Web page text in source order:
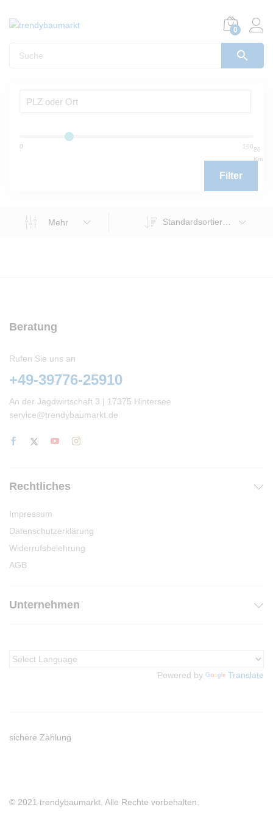
0
0
20
Km
100
Filter
Mehr
Beratung
Rufen Sie uns an
+49-39776-25910
An der Jagdwirtschaft 3 | 17375 Hintersee
service@trendybaumarkt.de
Rechtliches
Impressum
Datenschutzerklärung
Widerrufsbelehrung
AGB
Unternehmen
Powered by Translate
© 2021 trendybaumarkt. Alle Rechte vorbehalten.
sichere Zahlung